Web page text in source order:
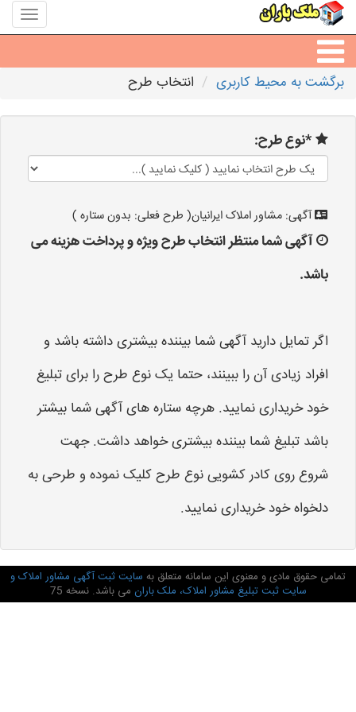
منوی
باران
برگشت به محیط کاربری انتخاب طرح
*نوع طرح:
آگهی: مشاور املاک ایرانیان( طرح فعلی: بدون ستاره )
آگهی شما منتظر انتخاب طرح ویژه و پرداخت هزینه می
باشد.
اگر تمایل دارید آگهی شما بیننده بیشتری داشته باشد و
افراد زیادی آن را ببینند، حتما یک نوع طرح را برای تبلیغ
خود خریداری نمایید. هرچه ستاره های آگهی شما بیشتر
باشد تبلیغ شما بیننده بیشتری خواهد داشت. جهت
شروع روی کادر کشویی نوع طرح کلیک نموده و طرحی به
دلخواه خود خریداری نمایید.
تمامی حقوق مادی و معنوی این سامانه متعلق به سایت ثبت آگهی مشاور املاک و
سایت ثبت تبلیغ مشاور املاک، ملک باران می باشد. نسخه 75